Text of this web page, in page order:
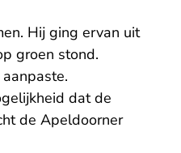
Hij ging ervan uit
groen stond.
dat de
de Apeldoorner